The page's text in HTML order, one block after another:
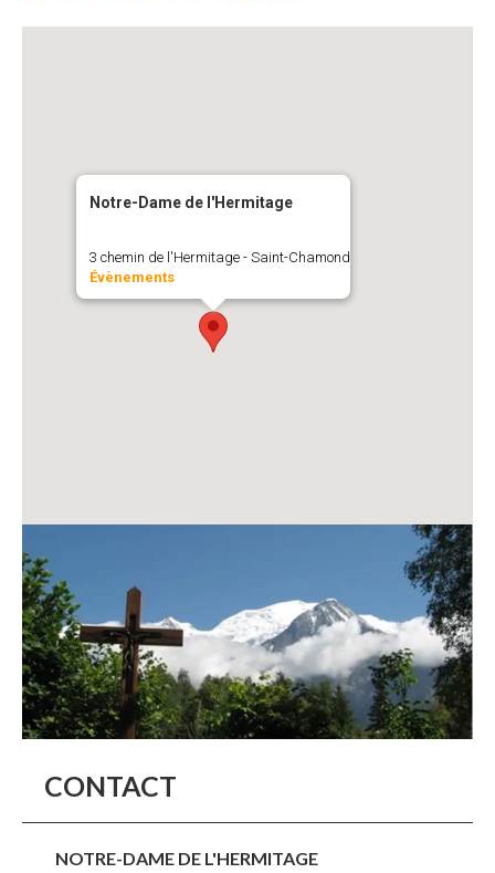
Notre-Dame de l'Hermitage
3 chemin de l'Hermitage - Saint-Chamond
Évènements
CONTACT
NOTRE-DAME DE L'HERMITAGE